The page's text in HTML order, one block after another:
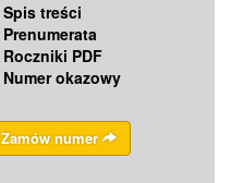
Spis treści
Prenumerata
Roczniki PDF
Numer okazowy
Zamów numer